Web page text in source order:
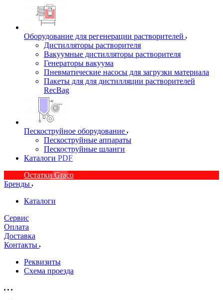
Оборудование для регенерации растворителей
Дистилляторы растворителя
Вакуумные дистилляторы растворителя
Генераторы вакуума
Пневматические насосы для загрузки материала
Пакеты для для дистилляции растворителей
RecBag
Пескоструйное оборудование
Пескоструйные аппараты
Пескоструйные шланги
Каталоги PDF
Остатки Graco
Бренды
Каталоги
Сервис
Оплата
Доставка
Контакты
Реквизиты
Схема проезда